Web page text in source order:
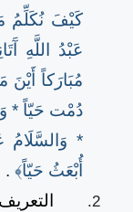
كَيْفَ نُكَلِّمُ
عَبْدُ اللَّهِ
مُبَارَكاً أَيْنَ
دُمْت حَيّاً *
*
أُبْعَثُ حَيّاً﴾ .
التعريف